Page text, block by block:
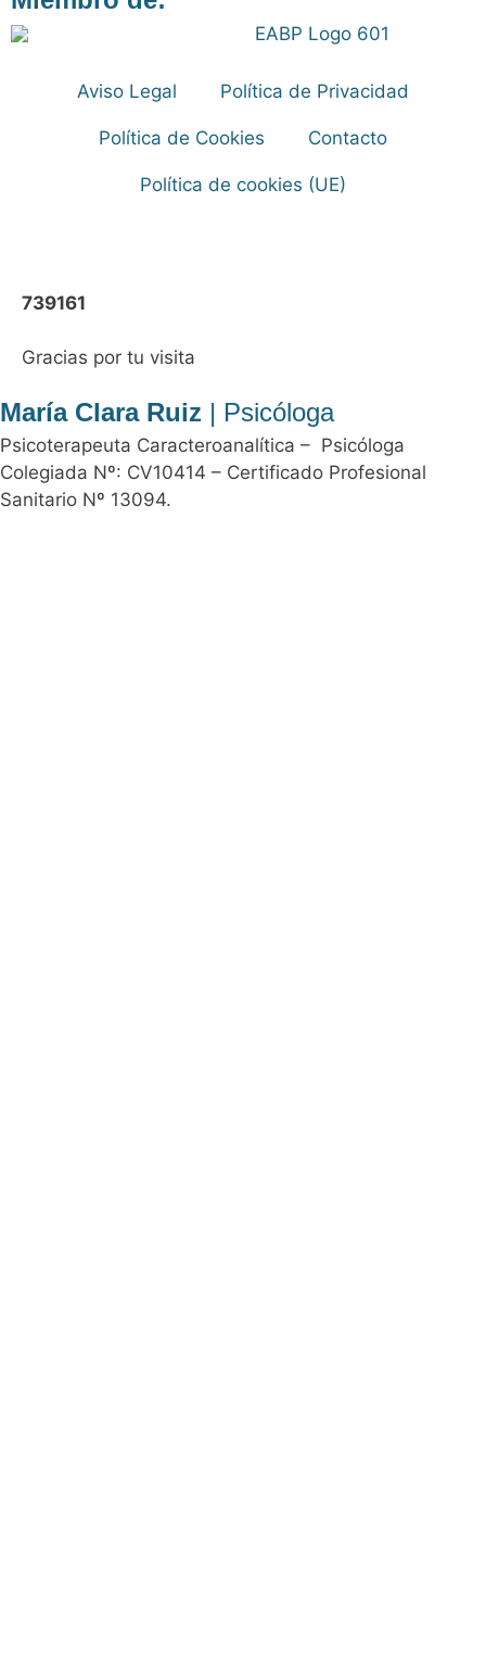
Aviso Legal Política de Privacidad
Política de Cookies Contacto
Política de cookies (UE)
739161
Gracias por tu visita
María Clara Ruiz | Psicóloga
Psicoterapeuta Caracteroanalítica – Psicóloga
Colegiada Nº: CV10414 – Certificado Profesional
Sanitario Nº 13094.